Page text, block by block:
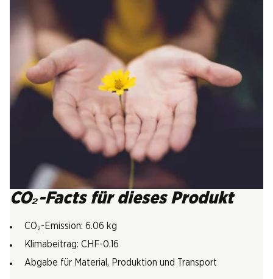
CO₂-Facts für dieses Produkt
CO₂-Emission: 6.06 kg
Klimabeitrag: CHF-0.16
Abgabe für Material, Produktion und Transport